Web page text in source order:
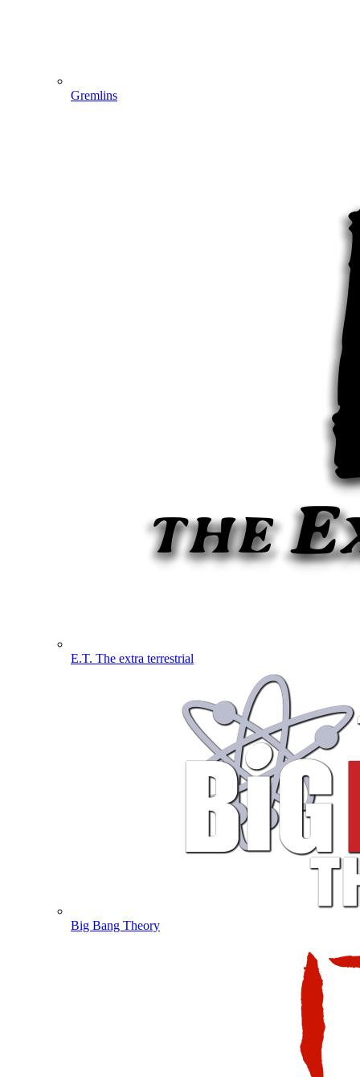
Gremlins
E.T. The extra terrestrial
Big Bang Theory